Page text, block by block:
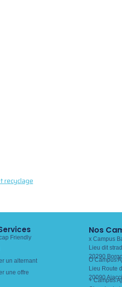
recyclage
Friendly
un alternant
une offre
Nos
x Campus
Lieu dit
20290 Borgo
O Campus
Lieu Route
20090
+ Campus